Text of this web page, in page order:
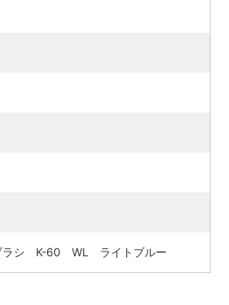
ラシ K-60 WL ライトブルー